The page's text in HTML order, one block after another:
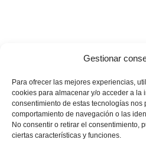
Gestionar
Para ofrecer las mejores experiencias,
cookies para almacenar y/o acceder a la
consentimiento de estas tecnologías nos
comportamiento de navegación o las
No consentir o retirar el consentimiento,
ciertas características y funciones.